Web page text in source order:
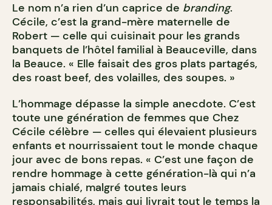
Le nom n’a rien d’un caprice de branding.
Cécile, c’est la grand-mère maternelle de
Robert — celle qui cuisinait pour les grands
banquets de l’hôtel familial à Beauceville, dans
la Beauce. « Elle faisait des gros plats partagés,
des roast beef, des volailles, des soupes. »
L’hommage dépasse la simple anecdote. C’est
toute une génération de femmes que Chez
Cécile célèbre — celles qui élevaient plusieurs
enfants et nourrissaient tout le monde chaque
jour avec de bons repas. « C’est une façon de
rendre hommage à cette génération-là qui n’a
jamais chialé, malgré toutes leurs
responsabilités, mais qui livrait tout le temps la